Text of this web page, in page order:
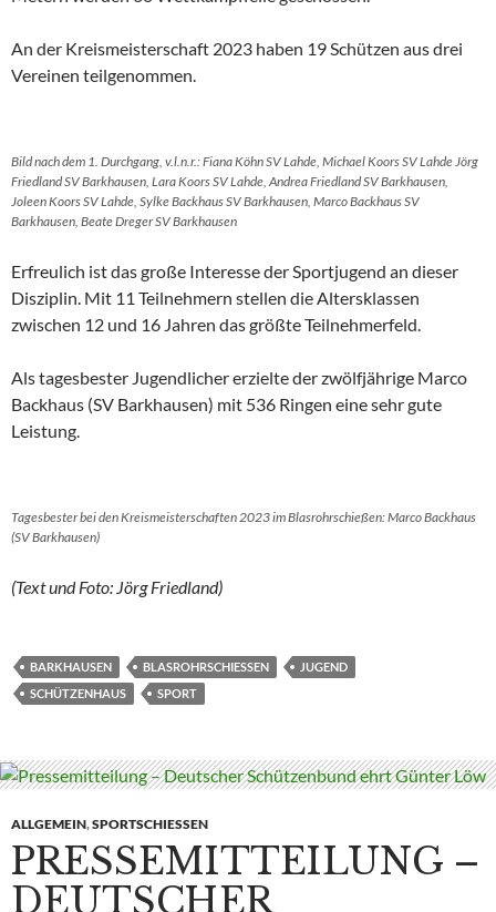
An der Kreismeisterschaft 2023 haben 19 Schützen aus drei
Vereinen teilgenommen.
Bild nach dem 1. Durchgang, v.l.n.r.: Fiana Köhn SV Lahde, Michael Koors SV Lahde Jörg
Friedland SV Barkhausen, Lara Koors SV Lahde, Andrea Friedland SV Barkhausen,
Joleen Koors SV Lahde, Sylke Backhaus SV Barkhausen, Marco Backhaus SV
Barkhausen, Beate Dreger SV Barkhausen
Erfreulich ist das große Interesse der Sportjugend an dieser
Disziplin. Mit 11 Teilnehmern stellen die Altersklassen
zwischen 12 und 16 Jahren das größte Teilnehmerfeld.
Als tagesbester Jugendlicher erzielte der zwölfjährige Marco
Backhaus (SV Barkhausen) mit 536 Ringen eine sehr gute
Leistung.
Tagesbester bei den Kreismeisterschaften 2023 im Blasrohrschießen: Marco Backhaus
(SV Barkhausen)
(Text und Foto: Jörg Friedland)
BARKHAUSEN BLASROHRSCHIESSEN
JUGEND
SCHÜTZENHAUS
SPORT
ALLGEMEIN,SPORTSCHIESSEN
PRESSEMITTEILUNG –
DEUTSCHER